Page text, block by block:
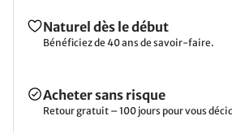
Naturel dès le début
Bénéficiez de 40 ans de savoir-faire.
Acheter sans risque
Retour gratuit – 100 jours pour vous